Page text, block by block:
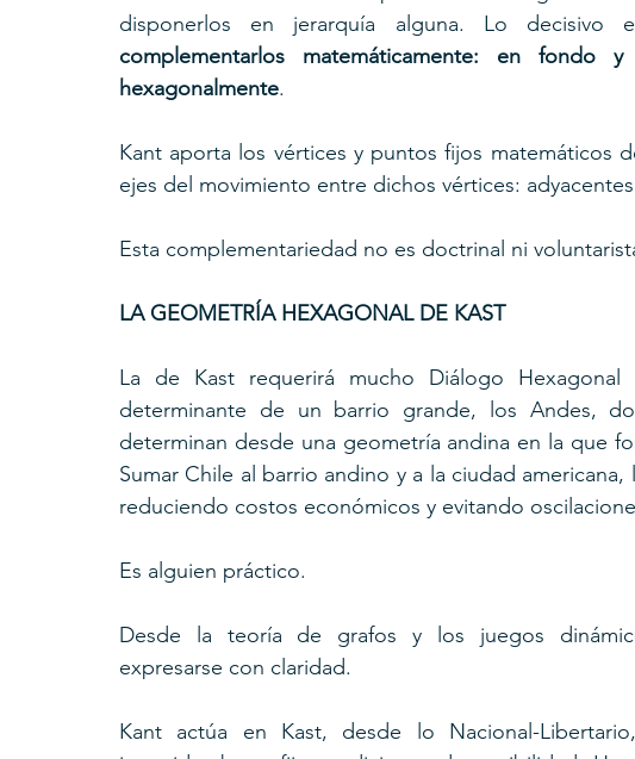
complementarlos matemáticamente: en fondo
hexagonalmente.
Kant aporta los vértices y puntos fijos matemáticos
ejes del movimiento entre dichos vértices:
Esta complementariedad no es doctrinal ni
LA GEOMETRÍA HEXAGONAL DE KAST
La de Kast requerirá mucho Diálogo
determinante de un barrio grande, los Andes,
determinan desde una geometría andina en la que
Sumar Chile al barrio andino y a la ciudad
reduciendo costos económicos y evitando
Es alguien práctico.
Desde la teoría de grafos y los juegos
expresarse con claridad.
Kant actúa en Kast, desde lo Nacional-